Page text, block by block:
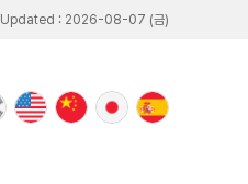
Updated : 2026-08-07 (금)